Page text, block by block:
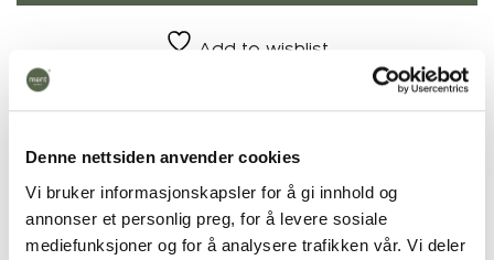
Denne nettsiden anvender cookies
Vi bruker informasjonskapsler for å gi innhold og
annonser et personlig preg, for å levere sosiale
mediefunksjoner og for å analysere trafikken vår. Vi deler
Add to wishlist
Product number:
Categories:Cutlery,GOA black/ matt gold
Additional